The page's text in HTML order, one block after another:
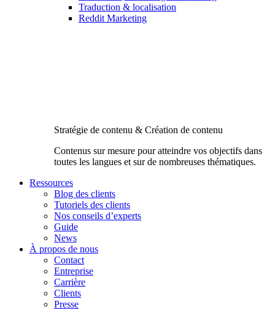
Traduction & localisation
Reddit Marketing
Stratégie de contenu & Création de contenu
Contenus sur mesure pour atteindre vos objectifs dans
toutes les langues et sur de nombreuses thématiques.
Ressources
Blog des clients
Tutoriels des clients
Nos conseils d’experts
Guide
News
À propos de nous
Contact
Entreprise
Carrière
Clients
Presse